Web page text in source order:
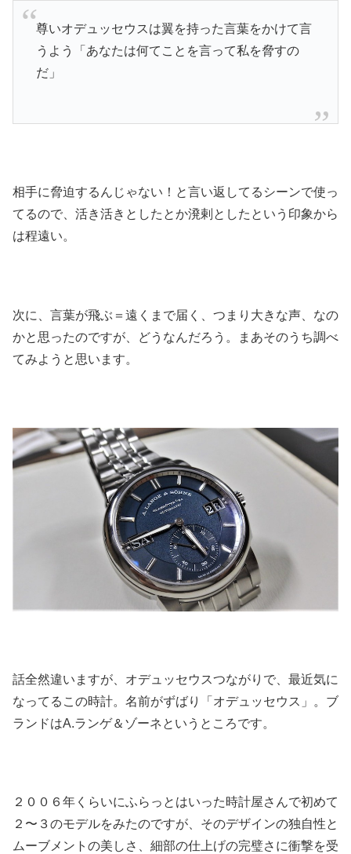
尊いオデュッセウスは翼を持った言葉をかけて言
うよう「あなたは何てことを言って私を脅すの
だ」
相手に脅迫するんじゃない！と言い返してるシーンで使っ
てるので、活き活きとしたとか溌剌としたという印象から
は程遠い。
次に、言葉が飛ぶ＝遠くまで届く、つまり大きな声、なの
かと思ったのですが、どうなんだろう。まあそのうち調べ
てみようと思います。
話全然違いますが、オデュッセウスつながりで、最近気に
なってるこの時計。名前がずばり「オデュッセウス」。ブ
ランドはA.ランゲ＆ゾーネというところです。
２００６年くらいにふらっとはいった時計屋さんで初めて
２〜３のモデルをみたのですが、そのデザインの独自性と
ムーブメントの美しさ、細部の仕上げの完璧さに衝撃を受